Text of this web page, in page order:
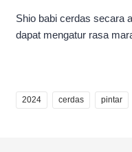
Shio babi cerdas secara
dapat mengatur rasa
2024 cerdas pintar